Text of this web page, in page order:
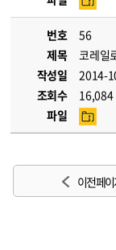
번호
56
제목
코레일
작성일
2014-
조회수
16,084
파일
이전 페